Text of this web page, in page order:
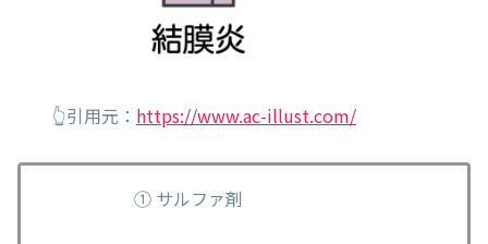
👆引用元： https://www.ac-illust.com/
① サルファ剤